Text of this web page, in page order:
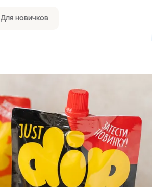
Для новичков